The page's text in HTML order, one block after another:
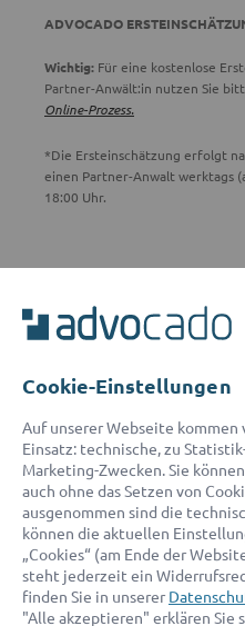
ADVOCADO
Wichtig: Für eine kostenlose
Partner-Anwält:in nutzen Sie
Online-Prozess.
*Die Ersteinschätzung erfolgt
einen Partner-Anwalt werktags
18:00 Uhr.
Unser Serviceteam ist von 8:00
E-Mail:
service@advocado.com
© 2026 advocado - einfach online
Cookie-Einstellungen
Auf unserer Webseite kommen
Einsatz: technische, zu
Marketing-Zwecken. Sie
auch ohne das Setzen von
ausgenommen sind die
können die aktuellen
„Cookies“ (am Ende der
steht jederzeit ein
finden Sie in unserer
"Alle akzeptieren" erklären Sie